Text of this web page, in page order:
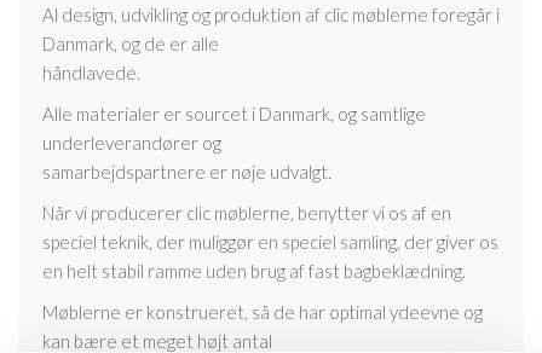
Al design, udvikling og produktion af clic møblerne foregår i
Danmark, og de er alle
håndlavede.
Alle materialer er sourcet i Danmark, og samtlige
underleverandører og
samarbejdspartnere er nøje udvalgt.
Når vi producerer clic møblerne, benytter vi os af en
speciel teknik, der muliggør en speciel samling, der giver os
en helt stabil ramme uden brug af fast bagbeklædning.
Møblerne er konstrueret, så de har optimal ydeevne og
kan bære et meget højt antal